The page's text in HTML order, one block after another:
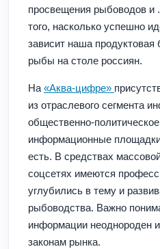
просвещения рыбоводов и
того, насколько успешно
зависит наша продуктовая
рыбы на столе россиян.
На «Аква-цифре»
из отраслевого сегмента
общественно-политическое
информационные
есть. В средствах
соцсетях имеются
углубились в тему и
рыбоводства. Важно
информации неоднороден
законам рынка.